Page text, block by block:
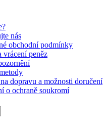
nás
obchodní podmínky
vrácení peněz
dopravu a možnosti doručení
o ochraně soukromí